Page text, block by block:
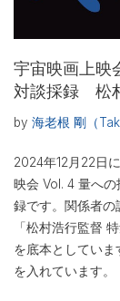
宇宙映画上映
対談採録 松
by 海老根 剛（
2024年12月22日
映会 Vol. 4 量へ
録です。関係者の
「松村浩行監督
を底本としてい
を入れています。